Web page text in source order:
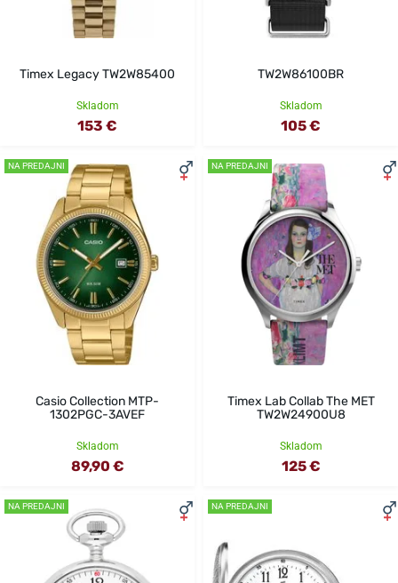
Timex Legacy TW2W85400
Skladom
153 €
TW2W86100BR
Skladom
105 €
NA PREDAJNI
Casio Collection MTP-
1302PGC-3AVEF
Skladom
89,90 €
NA PREDAJNI
Timex Lab Collab The MET
TW2W24900U8
Skladom
125 €
NA PREDAJNI NA PREDAJNI